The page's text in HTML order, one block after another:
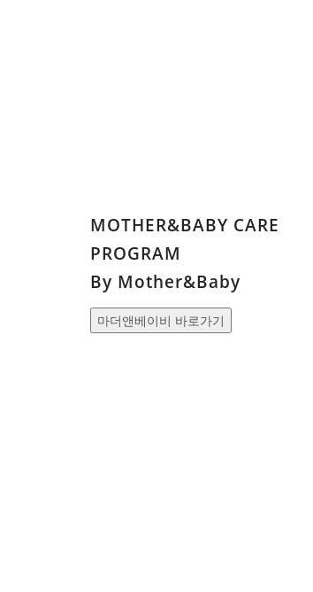
MOTHER&BABY CARE
PROGRAM
By Mother&Baby
마더앤베이비 바로가기